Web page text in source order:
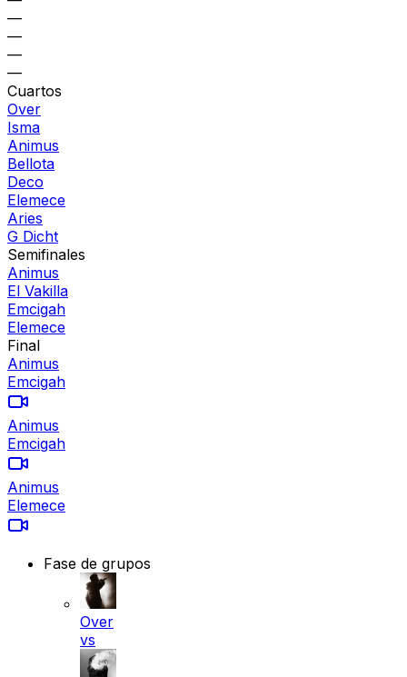
—
—
—
—
Cuartos
Over
Isma
Animus
Bellota
Deco
Elemece
Aries
G Dicht
Semifinales
Animus
El Vakilla
Emcigah
Elemece
Final
Animus
Emcigah
Animus
Emcigah
Animus
Elemece
Fase de grupos
Over
vs